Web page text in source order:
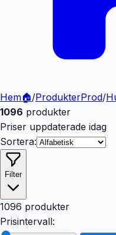
Hem🏠/ProdukterProd/
1096 produkter
Priser uppdaterade idag
Sortera:
Filter
1096 produkter
Prisintervall: